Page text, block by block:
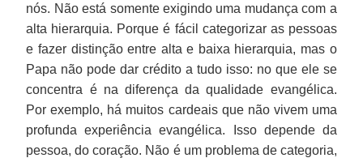
nós. Não está somente exigindo uma mudança com a
alta hierarquia. Porque é fácil categorizar as pessoas
e fazer distinção entre alta e baixa hierarquia, mas o
Papa não pode dar crédito a tudo isso: no que ele se
concentra é na diferença da qualidade evangélica.
Por exemplo, há muitos cardeais que não vivem uma
profunda experiência evangélica. Isso depende da
pessoa, do coração. Não é um problema de categoria,